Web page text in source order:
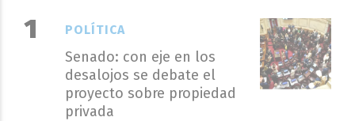
Senado: con eje en los
desalojos se debate el
proyecto sobre propiedad
privada
POLÍTICA